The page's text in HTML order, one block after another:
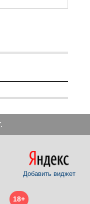
Добавить виджет
18+